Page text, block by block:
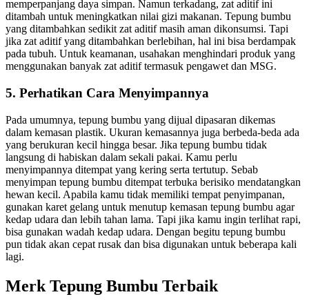
memperpanjang daya simpan. Namun terkadang, zat aditif ini
ditambah untuk meningkatkan nilai gizi makanan. Tepung bumbu
yang ditambahkan sedikit zat aditif masih aman dikonsumsi. Tapi
jika zat aditif yang ditambahkan berlebihan, hal ini bisa berdampak
pada tubuh. Untuk keamanan, usahakan menghindari produk yang
menggunakan banyak zat aditif termasuk pengawet dan MSG.
5. Perhatikan Cara Menyimpannya
Pada umumnya, tepung bumbu yang dijual dipasaran dikemas
dalam kemasan plastik. Ukuran kemasannya juga berbeda-beda ada
yang berukuran kecil hingga besar. Jika tepung bumbu tidak
langsung di habiskan dalam sekali pakai. Kamu perlu
menyimpannya ditempat yang kering serta tertutup. Sebab
menyimpan tepung bumbu ditempat terbuka berisiko mendatangkan
hewan kecil. Apabila kamu tidak memiliki tempat penyimpanan,
gunakan karet gelang untuk menutup kemasan tepung bumbu agar
kedap udara dan lebih tahan lama. Tapi jika kamu ingin terlihat rapi,
bisa gunakan wadah kedap udara. Dengan begitu tepung bumbu
pun tidak akan cepat rusak dan bisa digunakan untuk beberapa kali
lagi.
Merk Tepung Bumbu Terbaik